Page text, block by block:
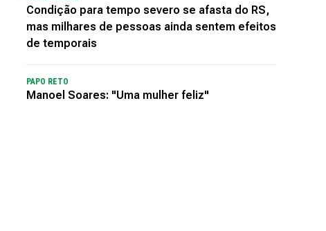
Condição para tempo severo se afasta do RS,
mas milhares de pessoas ainda sentem efeitos
de temporais
PAPO RETO
Manoel Soares: "Uma mulher feliz"